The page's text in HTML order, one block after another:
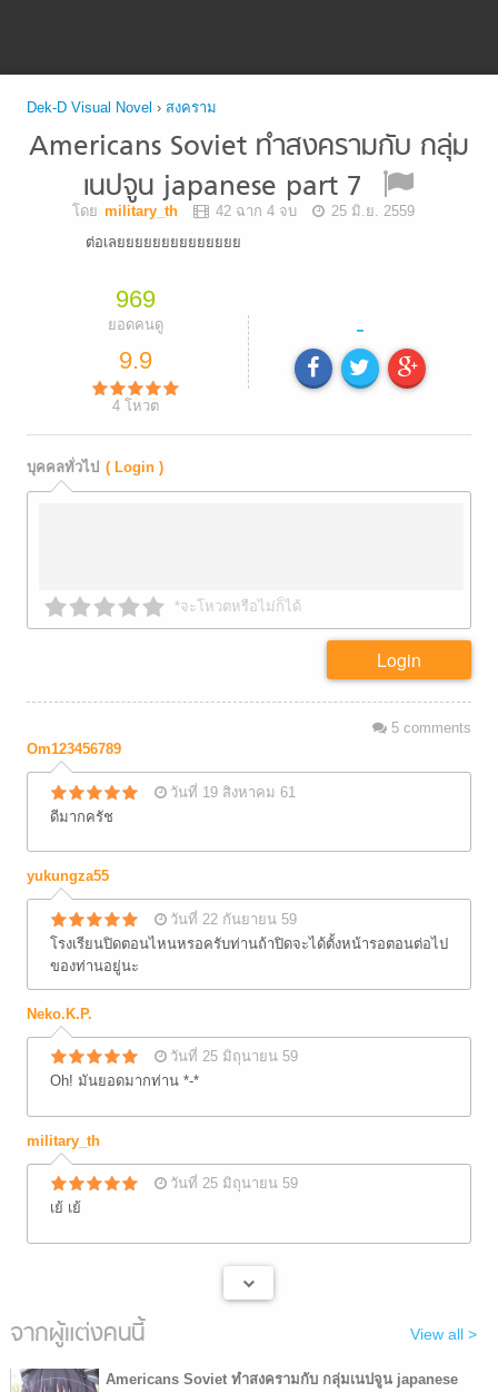
Dek-D Visual Novel › สงคราม
Americans Soviet ทำสงครามกับ กลุ่ม
เนปจูน japanese part 7
โดย military_th 42 ฉาก 4 จบ
25 มิ.ย. 2559
ต่อเลยยยยยยยยยยยยยย
969
ยอดคนดู
9.9
4โหวต
-
บุคคลทั่วไป ( Login )
*จะโหวตหรือไม่ก็ได้
Login
5comments
Om123456789
วันที่ 19 สิงหาคม 61
ดีมากครัช
yukungza55
วันที่ 22 กันยายน 59
โรงเรียนปิดตอนไหนหรอครับท่านถ้าปิดจะได้ตั้งหน้ารอตอนต่อไป
ของท่านอยู่นะ
Neko.K.P.
วันที่ 25 มิถุนายน 59
Oh! มันยอดมากท่าน *-*
military_th
วันที่ 25 มิถุนายน 59
เย้ เย้
จากผู้แต่งคนนี้ View all >
Americans Soviet ทำสงครามกับ กลุ่มเนปจูน japanese